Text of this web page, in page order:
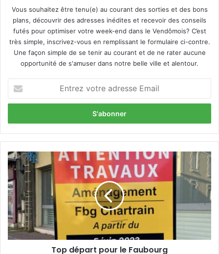
Vous souhaitez être tenu(e) au courant des sorties et des bons
plans, découvrir des adresses inédites et recevoir des conseils
futés pour optimiser votre week-end dans le Vendômois? C’est
très simple, inscrivez-vous en remplissant le formulaire ci-contre.
Une façon simple de se tenir au courant et de ne rater aucune
opportunité de s'amuser dans notre belle ville et alentour.
t
e
z
o
t
r
e
a
d
r
e
s
T
o
p
d
é
p
a
r
t
Top départ pour le Faubourg